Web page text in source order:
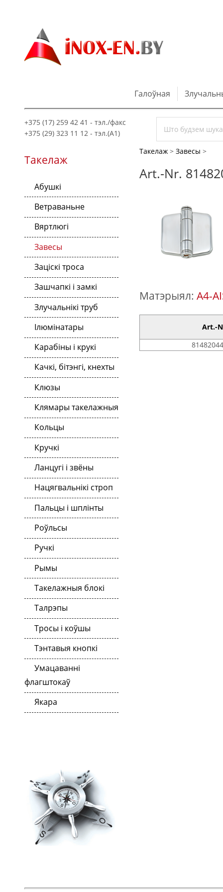
Галоўная
+375 (17) 259 42 41 - тэл./факс
+375 (29) 323 11 12 - тэл.(A1)
Такелаж
Абушкі
Ветраваньне
Вяртлюгі
Завесы
Заціскі троса
Зашчапкі і замкі
Злучальнікі труб
Ілюмінатары
Карабіны і крукі
Качкі, бітэнгі, кнехты
Клюзы
Клямары такелажныя
Кольцы
Кручкі
Ланцугі і звёны
Нацягвальнікі строп
Пальцы і шплінты
Роўльсы
Ручкі
Рымы
Такелажныя блокі
Талрэпы
Тросы і коўшы
Тэнтавыя кнопкі
Умацаванні
флагштокаў
Якара
Такелаж > Завесы >
Art.-Nr.
Матэрыял: A4-
Art.-